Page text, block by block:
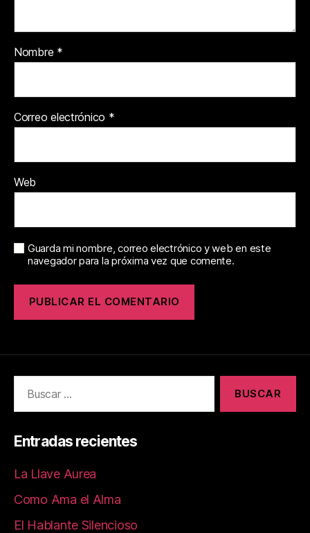
Nombre *
Correo electrónico *
Web
Guarda mi nombre, correo electrónico y web en este
navegador para la próxima vez que comente.
Entradas recientes
La Llave Aurea
Como Ama el Alma
El Hablante Silencioso